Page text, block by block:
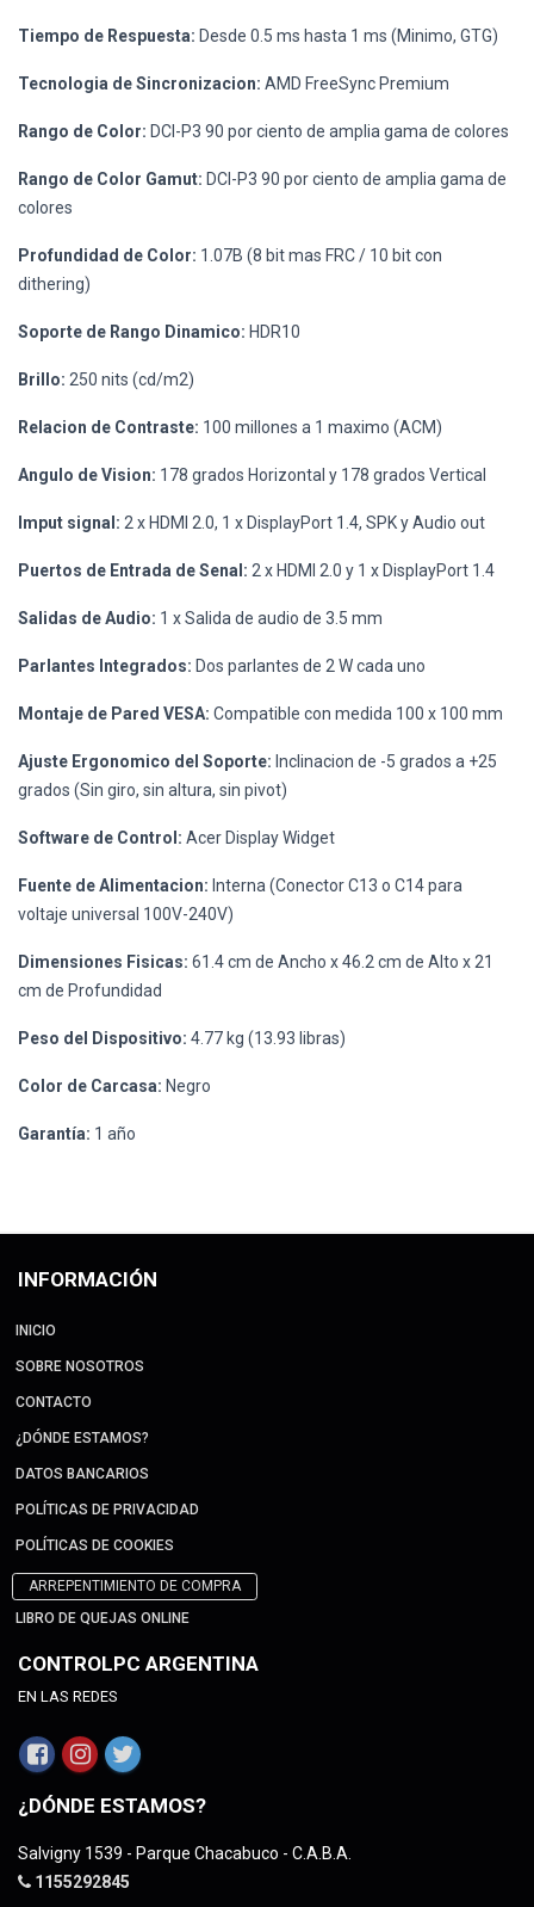
Tiempo de Respuesta: Desde 0.5 ms hasta 1 ms (Minimo, GTG)
Tecnologia de Sincronizacion: AMD FreeSync Premium
Rango de Color: DCI-P3 90 por ciento de amplia gama de colores
Rango de Color Gamut: DCI-P3 90 por ciento de amplia gama de
colores
Profundidad de Color: 1.07B (8 bit mas FRC / 10 bit con
dithering)
Soporte de Rango Dinamico: HDR10
Brillo: 250 nits (cd/m2)
Relacion de Contraste: 100 millones a 1 maximo (ACM)
Angulo de Vision: 178 grados Horizontal y 178 grados Vertical
Imput signal: 2 x HDMI 2.0, 1 x DisplayPort 1.4, SPK y Audio out
Puertos de Entrada de Senal: 2 x HDMI 2.0 y 1 x DisplayPort 1.4
Salidas de Audio: 1 x Salida de audio de 3.5 mm
Parlantes Integrados: Dos parlantes de 2 W cada uno
Montaje de Pared VESA: Compatible con medida 100 x 100 mm
Ajuste Ergonomico del Soporte: Inclinacion de -5 grados a +25
grados (Sin giro, sin altura, sin pivot)
Software de Control: Acer Display Widget
Fuente de Alimentacion: Interna (Conector C13 o C14 para
voltaje universal 100V-240V)
Dimensiones Fisicas: 61.4 cm de Ancho x 46.2 cm de Alto x 21
cm de Profundidad
Peso del Dispositivo: 4.77 kg (13.93 libras)
Color de Carcasa: Negro
Garantía: 1 año
INFORMACIÓN
INICIO
SOBRE NOSOTROS
CONTACTO
¿DÓNDE ESTAMOS?
DATOS BANCARIOS
POLÍTICAS DE PRIVACIDAD
POLÍTICAS DE COOKIES
ARREPENTIMIENTO DE COMPRA
LIBRO DE QUEJAS ONLINE
CONTROLPC ARGENTINA
EN LAS REDES
¿DÓNDE ESTAMOS?
Salvigny 1539 - Parque Chacabuco - C.A.B.A.
1155292845